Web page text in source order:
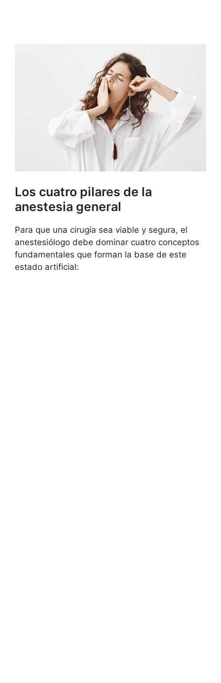
Los cuatro pilares de la
anestesia general
Para que una cirugía sea viable y segura, el
anestesiólogo debe dominar cuatro conceptos
fundamentales que forman la base de este
estado artificial: